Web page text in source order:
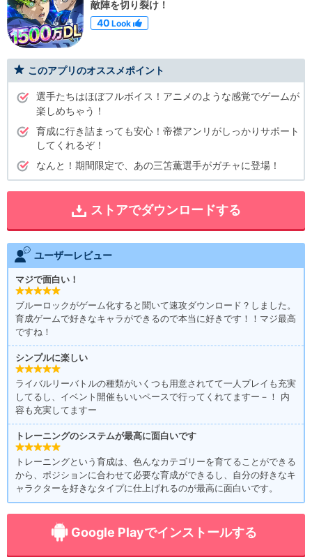
敵陣を切り裂け！
40 Look
このアプリのオススメポイント
選手たちはほぼフルボイス！アニメのような感覚でゲームが
楽しめちゃう！
育成に行き詰まっても安心！帝襟アンリがしっかりサポート
してくれるぞ！
なんと！期間限定で、あの三笘薫選手がガチャに登場！
ストアでダウンロードする
ユーザーレビュー
マジで面白い！
ブルーロックがゲーム化すると聞いて速攻ダウンロード？しました。
育成ゲームで好きなキャラができるので本当に好きです！！マジ最高
ですね！
シンプルに楽しい
ライバルリーバトルの種類がいくつも用意されてて一人プレイも充実
してるし、イベント開催もいいペースで行ってくれてますー－！ 内
容も充実してますー
トレーニングのシステムが最高に面白いです
トレーニングという育成は、色んなカテゴリーを育てることができる
から、ポジションに合わせて必要な育成ができるし、自分の好きなキ
ャラクターを好きなタイプに仕上げれるのが最高に面白いです。
Google Playでインストールする